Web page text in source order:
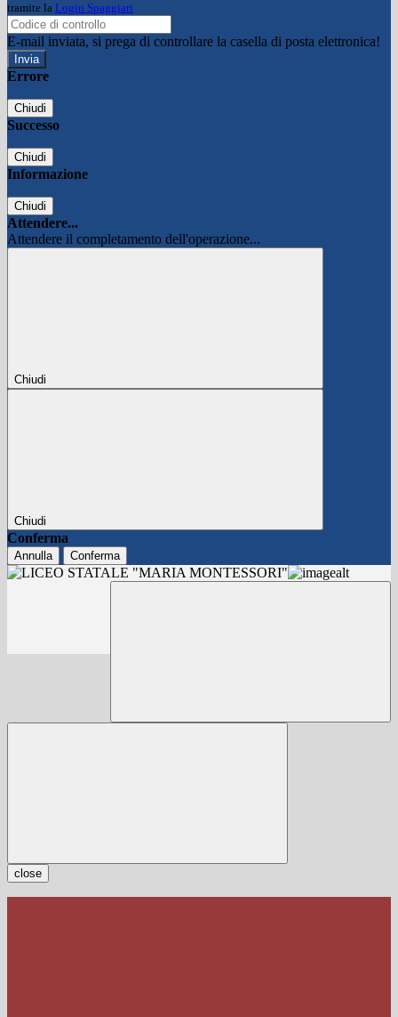
tramite la Login Spaggiari
E-mail inviata, si prega di controllare la casella di posta elettronica!
Errore
Chiudi
Successo
Chiudi
Informazione
Chiudi
Attendere...
Attendere il completamento dell'operazione...
Chiudi
Chiudi
Conferma
Annulla Conferma
close